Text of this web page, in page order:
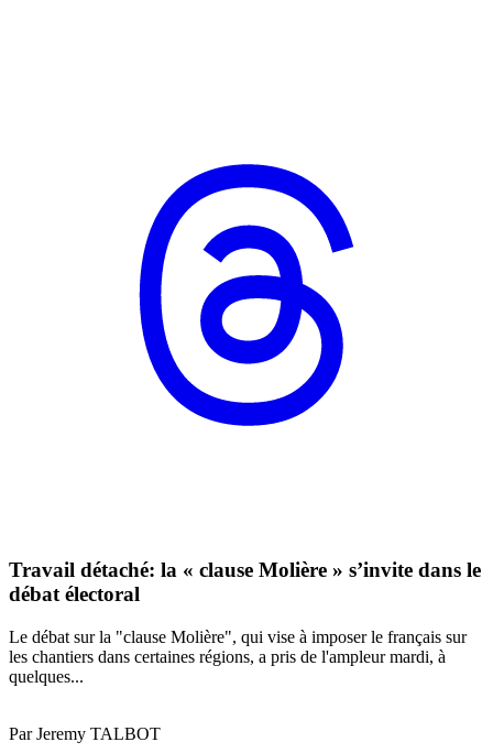
Travail détaché: la « clause Molière » s’invite dans le
débat électoral
Le débat sur la "clause Molière", qui vise à imposer le français sur
les chantiers dans certaines régions, a pris de l'ampleur mardi, à
quelques...
Par Jeremy TALBOT